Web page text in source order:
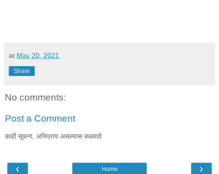
at May 20, 2021
Share
No comments:
Post a Comment
काही सूचना, अभिप्राय असल्यास कळवावे
‹ ›
Home